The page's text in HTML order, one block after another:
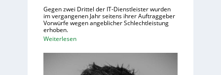
Gegen zwei Drittel der IT-Dienstleister wurden
im vergangenen Jahr seitens ihrer Auftraggeber
Vorwürfe wegen angeblicher Schlechtleistung
erhoben.
Weiterlesen: